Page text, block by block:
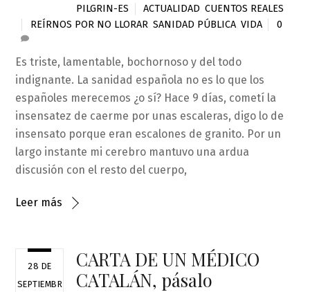
PILGRIN-ES ACTUALIDAD ,CUENTOS REALES
REÍRNOS POR NO LLORAR, SANIDAD PÚBLICA, VIDA 0
Es triste, lamentable, bochornoso y del todo
indignante. La sanidad española no es lo que los
españoles merecemos ¿o sí? Hace 9 días, cometí la
insensatez de caerme por unas escaleras, digo lo de
insensato porque eran escalones de granito. Por un
largo instante mi cerebro mantuvo una ardua
discusión con el resto del cuerpo,
Leer más
28 DE
SEPTIEMBR
CARTA DE UN MÉDICO
CATALÁN, pásalo